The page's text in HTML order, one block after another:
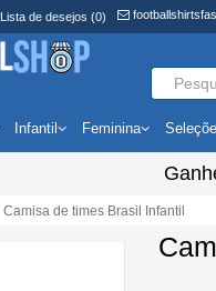
Lista de desejos (0)
Infantil Feminina
Camisa de times Brasil Infantil